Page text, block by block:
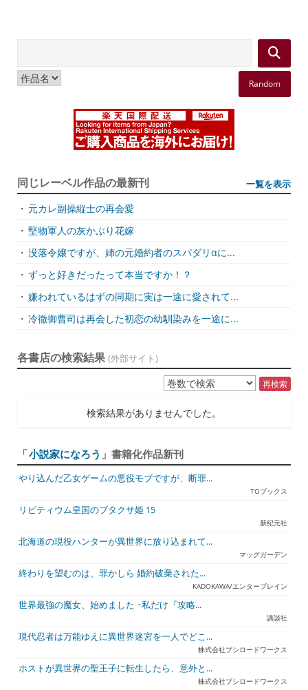
Random
同じレーベル作品の最新刊 一覧を表示
・ 元カレ副操縦士の再会愛
・ 堅物軍人の灰かぶり花嫁
・ 没落令嬢ですが、姉の元婚約者のスパダリαに...
・ ずっと好きだったって本当ですか！？
・ 嫌われているはずの同期に実は一途に愛されて...
・ 冷徹御曹司は再会した初恋の幼馴染みを一途に...
各書店の検索結果 (外部サイト)
再検索
検索結果がありませんでした。
「小説家になろう 」書籍化作品新刊
やり込んだ乙女ゲームの悪役モブですが、断罪...
TOブックス
リビティウム皇国のブタクサ姫 15
新紀元社
北海道の現役ハンターが異世界に放り込まれて...
マッグガーデン
終わりを望むのは、罪かしら 婚約破棄された...
KADOKAWA/エンターブレイン
世界最強の魔女、始めました ~私だけ『攻略...
講談社
現代忍者は万能ゆえに異世界迷宮を一人でどこ...
株式会社ブシロードワークス
ホストが異世界の聖王子に転生したら、意外と...
株式会社ブシロードワークス